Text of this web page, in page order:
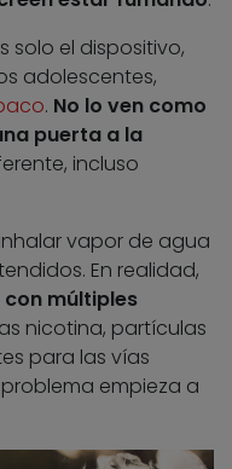
solo el dispositivo,
adolescentes,
. No lo ven como
puerta a la
incluso
vapor de agua
En realidad,
con múltiples
nicotina, partículas
para las vías
empieza a